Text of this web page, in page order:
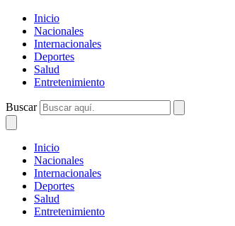
Inicio
Nacionales
Internacionales
Deportes
Salud
Entretenimiento
Buscar
Inicio
Nacionales
Internacionales
Deportes
Salud
Entretenimiento